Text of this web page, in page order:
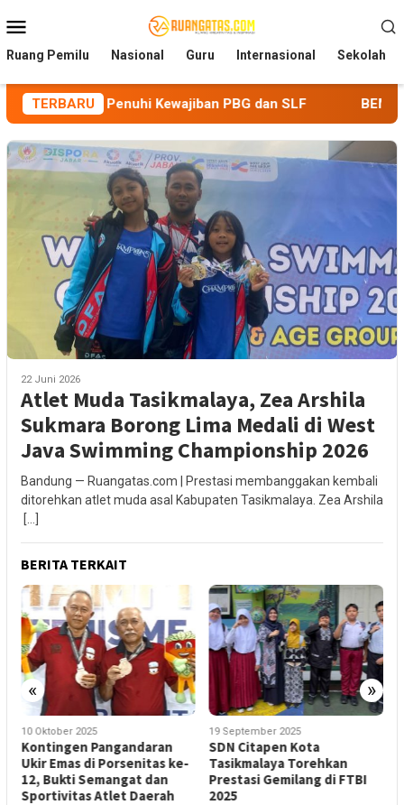
ke
kontenMobile
Ruang Pemilu Nasional Guru Internasional Sekolah
TERBARU
Kewajiban PBG dan SLF BEM Nusantara
22 Juni 2026
Atlet Muda Tasikmalaya, Zea Arshila
Sukmara Borong Lima Medali di West
Java Swimming Championship 2026
Bandung — Ruangatas.com | Prestasi membanggakan kembali
ditorehkan atlet muda asal Kabupaten Tasikmalaya. Zea Arshila
[…]
BERITA TERKAIT
« »
10 Oktober 2025
Kontingen Pangandaran
Ukir Emas di Porsenitas ke-
12, Bukti Semangat dan
Sportivitas Atlet Daerah
19 September 2025
SDN Citapen Kota
Tasikmalaya Torehkan
Prestasi Gemilang di FTBI
2025